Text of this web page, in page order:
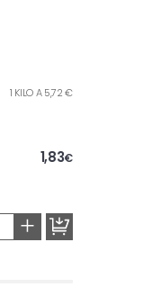
1 KILO A 5,72 €
1,83€
+